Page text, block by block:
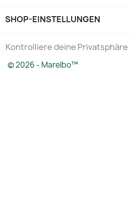
SHOP-EINSTELLUNGEN
Kontrolliere deine Privatsphäre
© 2026 - Marelbo™